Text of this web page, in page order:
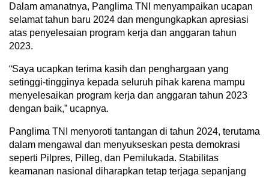
Dalam amanatnya, Panglima TNI menyampaikan ucapan
selamat tahun baru 2024 dan mengungkapkan apresiasi
atas penyelesaian program kerja dan anggaran tahun
2023.
“Saya ucapkan terima kasih dan penghargaan yang
setinggi-tingginya kepada seluruh pihak karena mampu
menyelesaikan program kerja dan anggaran tahun 2023
dengan baik,” ucapnya.
Panglima TNI menyoroti tantangan di tahun 2024, terutama
dalam mengawal dan menyukseskan pesta demokrasi
seperti Pilpres, Pilleg, dan Pemilukada. Stabilitas
keamanan nasional diharapkan tetap terjaga sepanjang